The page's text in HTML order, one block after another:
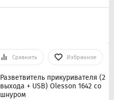
Сравнить Избранное
Разветвитель прикуривателя (2
выхода + USB) Olesson 1642 со
шнуром